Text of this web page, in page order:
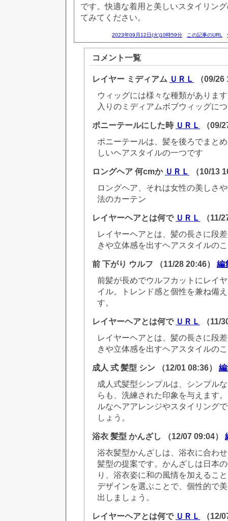
です。快適な着用と美しいスタイリン
てみてください。
2023年09月12日(火)10時59分 この記事のURL
コメント一覧
レイヤー ミディアム ＵＲＬ
（09/
ウィッグには様々な種類がありま
入りのミディアムボブウィッグに
ポニーテールにした時 ＵＲＬ
（09/
ポニーテールは、髪を後ろでまと
しいヘアスタイルの一つです
ロングヘア 何cmか ＵＲＬ
（10/13
ロングヘア、それは女性の美しさ
法のカーテン
レイヤーヘアとは何で ＵＲＬ
（11/
レイヤーヘアとは、髪の長さに段
きや立体感を出すヘアスタイルの
前 下がり ウルフ （11/28 20:46） 編
前髪が長めでウルフカットにレイ
イル。トレンド感と個性を兼ね備
す。
レイヤーヘアとは何で ＵＲＬ
（11/
レイヤーヘアとは、髪の長さに段
きや立体感を出すヘアスタイルの
成人 式 髪型 シン （12/01 08:36）
成人式髪型シンプルは、シンプル
らも、洗練された印象を与えます
ルなヘアアレンジやスタイリング
しょう。
浴衣 髪型 かんざし （12/07 09:04）
浴衣髪型かんざしは、浴衣に合わ
髪型の提案です。かんざしは日本
り、浴衣姿に和の風情を加えるこ
デザインを選ぶことで、個性的で
出しましょう。
レイヤーヘアとは何で ＵＲＬ
（12/